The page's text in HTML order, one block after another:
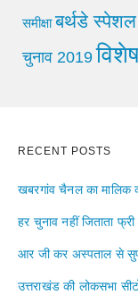
समीक्षा बर्थडे स्पेशल
चुनाव 2019 विशेष
RECENT POSTS
खबरगांव चैनल का मालिक
हर चुनाव नहीं जिताता
आर जी कर अस्पताल से
उत्तराखंड की लोकसभा